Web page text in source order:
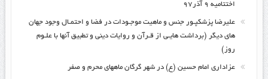
اختتامیه ۹ آذر۹۷
علیرضا پزشکپـور جنس و ماهیت موجـودات در فضا و احتمـال وجود جهان
های دیگر (برداشت هایـی از قـرآن و روایات دینی و تطبیق آنها با علـوم
روز)
عزاداری امام حسین (ع) در شهر گرگان ماههای محرم و صفر